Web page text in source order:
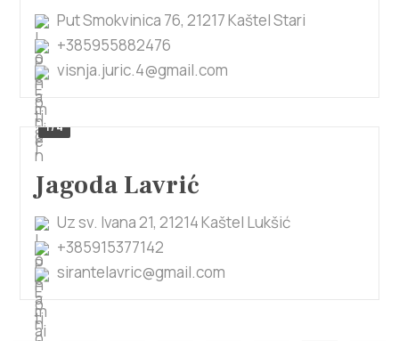
Put Smokvinica 76, 21217 Kaštel Stari
+385955882476
visnja.juric.4@gmail.com
1/4
Jagoda Lavrić
Uz sv. Ivana 21, 21214 Kaštel Lukšić
+385915377142
sirantelavric@gmail.com